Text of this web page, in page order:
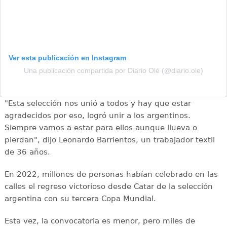
Ver esta publicación en Instagram
Una publicación compartida por Diario Olé (@diario.ole)
"Esta selección nos unió a todos y hay que estar
agradecidos por eso, logró unir a los argentinos.
Siempre vamos a estar para ellos aunque llueva o
pierdan", dijo Leonardo Barrientos, un trabajador textil
de 36 años.
En 2022, millones de personas habían celebrado en las
calles el regreso victorioso desde Catar de la selección
argentina con su tercera Copa Mundial.
Esta vez, la convocatoria es menor, pero miles de